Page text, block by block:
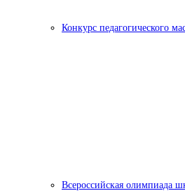
Конкурс педагогического
Всероссийская олимпиада